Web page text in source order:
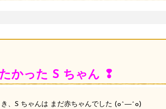
かった S ちゃん ❢
、S ちゃんは まだ赤ちゃんでした (o^―^o)